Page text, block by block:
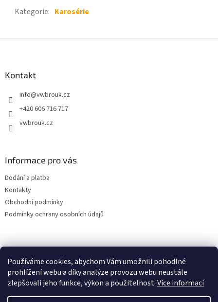
Používáme cookies, abychom Vám umožnili pohodlné
prohlížení webu a díky analýze provozu webu neustále
zlepšovali jeho funkce, výkon a použitelnost.Více informací
Kategorie: Karosérie
Kontakt
info@vwbrouk.cz
+420 606 716 717
vwbrouk.cz
Informace pro vás
Dodání a platba
Kontakty
Obchodní podmínky
Podmínky ochrany osobních údajů